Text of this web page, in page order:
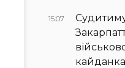
15:07